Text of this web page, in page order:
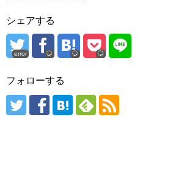
シェアする
error
フォローする